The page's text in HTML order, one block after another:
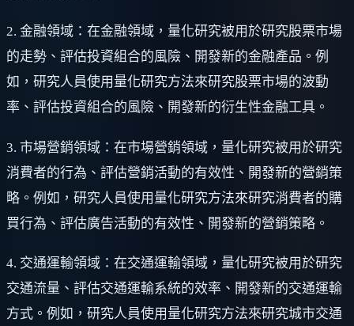
2. 金融領域：在金融領域，量化研究被用於研究股票市場
的走勢、評估投資組合的風險、開發新的金融產品。例
如，研究人員使用量化研究方法來研究股票市場的波動
率、評估投資組合的風險、開發新的衍生性金融工具。
3. 市場營銷領域：在市場營銷領域，量化研究被用於研究
消費者的行為、評估營銷活動的有效性、開發新的營銷策
略。例如，研究人員使用量化研究方法來研究消費者的購
買行為、評估廣告活動的有效性、開發新的營銷策略。
4. 交通運輸領域：在交通運輸領域，量化研究被用於研究
交通流量、評估交通運輸系統的效率、開發新的交通運輸
方式。例如，研究人員使用量化研究方法來研究城市交通